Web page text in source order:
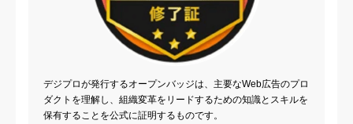
デジプロが発行するオープンバッジは、主要なWeb広告のプロ
ダクトを理解し、組織変革をリードするための知識とスキルを
保有することを公式に証明するものです。